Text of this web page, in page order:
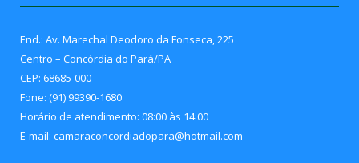
End.: Av. Marechal Deodoro da Fonseca, 225
Centro – Concórdia do Pará/PA
CEP: 68685-000
Fone: (91) 99390-1680
Horário de atendimento: 08:00 às 14:00
E-mail: camaraconcordiadopara@hotmail.com